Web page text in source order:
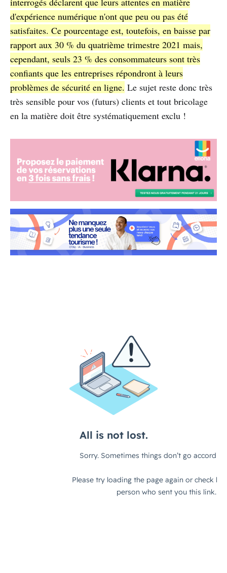
d'expérience numérique n'ont que peu ou pas été
satisfaites. Ce pourcentage est, toutefois, en baisse par
rapport aux 30 % du quatrième trimestre 2021 mais,
cependant, seuls 23 % des consommateurs sont très
confiants que les entreprises répondront à leurs
problèmes de sécurité en ligne. Le sujet reste donc très
très sensible pour vos (futurs) clients et tout bricolage
en la matière doit être systématiquement exclu !